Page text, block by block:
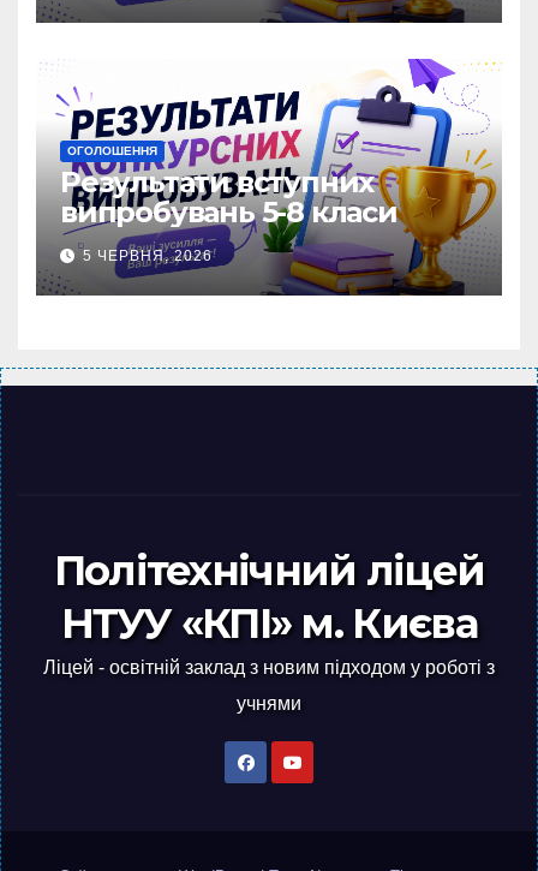
ОГОЛОШЕННЯ
Результати вступних
випробувань 5-8 класи
5 ЧЕРВНЯ, 2026
Політехнічний ліцей
НТУУ «КПІ» м. Києва
Ліцей - освітній заклад з новим підходом у роботі з
учнями